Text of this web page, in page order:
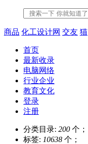
商品 化工设计网 交友 猫
首页
最新收录
电脑网络
行业企业
教育文化
登录
注册
分类目录: 200 个；
标签: 10638 个；